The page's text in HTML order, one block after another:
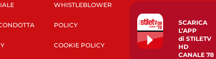
WHISTLEBLOWER
POLICY
COOKIE POLICY
SCARICA
L’APP
di STILETV
HD
CANALE 78